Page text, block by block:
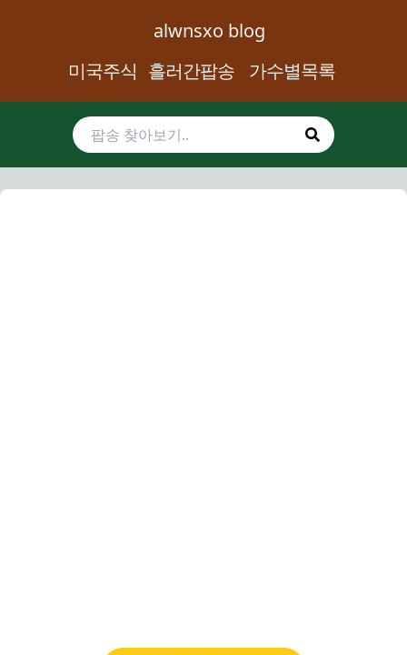
alwnsxo blog
미국주식 흘러간팝송 가수별목록